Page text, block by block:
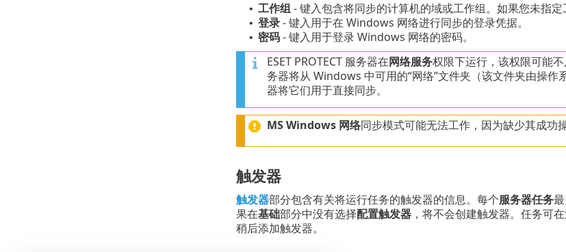
• 工作组- 键入包含将同步的计算机的域或工作组。如果您未指定
• 登录- 键入用于在 Windows 网络进行同步的登录凭据。
• 密码- 键入用于登录 Windows 网络的密码。
ESET PROTECT 服务器在网络服务权限下运行，该权限可能
务器将从 Windows 中可用的“网络”文件夹（该文件夹由操
器将它们用于直接同步。
MS Windows 网络同步模式可能无法工作，因为缺少其成功
触发器
触发器部分包含有关将运行任务的触发器的信息。每个服务器任务
果在基础部分中没有选择配置触发器，将不会创建触发器。任务可
稍后添加触发器。